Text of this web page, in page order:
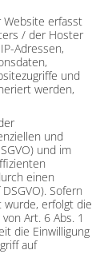
Website erfasst
/ der Hoster
Adressen,
und
werden,
und
und im
einen
Sofern
wurde, erfolgt die
Art. 6 Abs. 1
die Einwilligung
auf